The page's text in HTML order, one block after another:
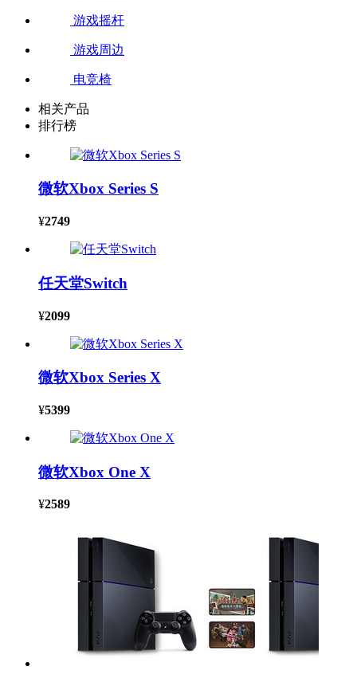
游戏摇杆
游戏周边
电竞椅
相关产品
排行榜
微软Xbox Series S
¥2749
任天堂Switch
¥2099
微软Xbox Series X
¥5399
微软Xbox One X
¥2589